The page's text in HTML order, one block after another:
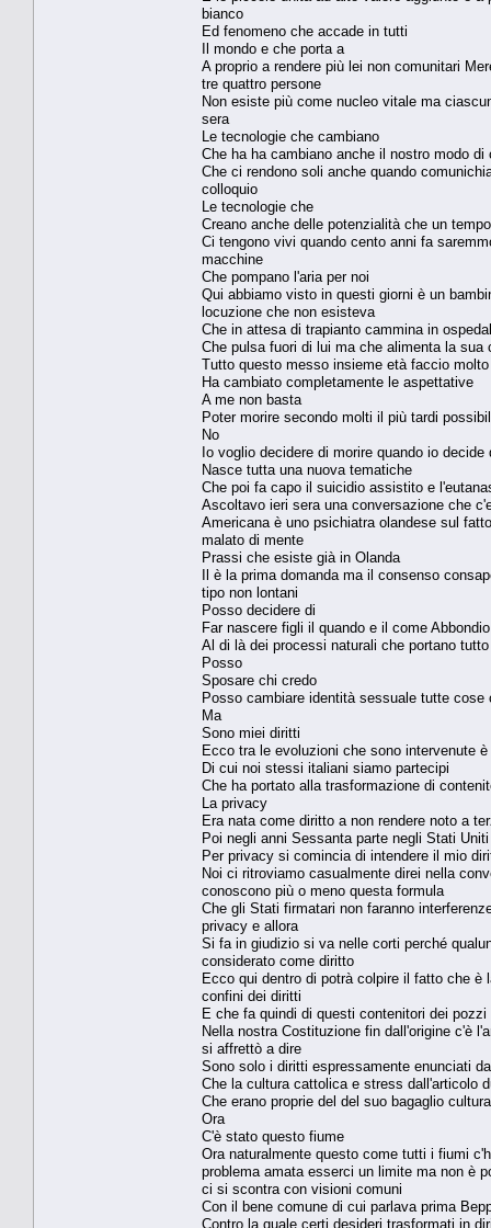
bianco
Ed fenomeno che accade in tutti
Il mondo e che porta a
A proprio a rendere più lei non comunitari
tre quattro persone
Non esiste più come nucleo vitale ma
sera
Le tecnologie che cambiano
Che ha ha cambiano anche il nostro modo di
Che ci rendono soli anche quando
colloquio
Le tecnologie che
Creano anche delle potenzialità che un
Ci tengono vivi quando cento anni fa
macchine
Che pompano l'aria per noi
Qui abbiamo visto in questi giorni è un
locuzione che non esisteva
Che in attesa di trapianto cammina in
Che pulsa fuori di lui ma che alimenta la sua
Tutto questo messo insieme età faccio
Ha cambiato completamente le aspettative
A me non basta
Poter morire secondo molti il più tardi
No
Io voglio decidere di morire quando io decide
Nasce tutta una nuova tematiche
Che poi fa capo il suicidio assistito e
Ascoltavo ieri sera una conversazione che
Americana è uno psichiatra olandese sul
malato di mente
Prassi che esiste già in Olanda
Il è la prima domanda ma il consenso
tipo non lontani
Posso decidere di
Far nascere figli il quando e il come Abbondio
Al di là dei processi naturali che portano
Posso
Sposare chi credo
Posso cambiare identità sessuale tutte
Ma
Sono miei diritti
Ecco tra le evoluzioni che sono intervenute
Di cui noi stessi italiani siamo partecipi
Che ha portato alla trasformazione di
La privacy
Era nata come diritto a non rendere noto a
Poi negli anni Sessanta parte negli Stati
Per privacy si comincia di intendere il mio
Noi ci ritroviamo casualmente direi nella
conoscono più o meno questa formula
Che gli Stati firmatari non faranno
privacy e allora
Si fa in giudizio si va nelle corti perché
considerato come diritto
Ecco qui dentro di potrà colpire il fatto che è
confini dei diritti
E che fa quindi di questi contenitori dei
Nella nostra Costituzione fin dall'origine c'è
si affrettò a dire
Sono solo i diritti espressamente enunciati
Che la cultura cattolica e stress dall'articolo
Che erano proprie del del suo bagaglio
Ora
C'è stato questo fiume
Ora naturalmente questo come tutti i fiumi
problema amata esserci un limite ma non è
ci si scontra con visioni comuni
Con il bene comune di cui parlava prima
Contro la quale certi desideri trasformati in